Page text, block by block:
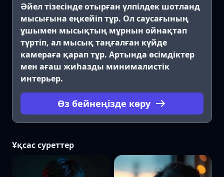
Әйел тізесінде отырған үлпілдек шотланд
мысығына еңкейіп тұр. Ол саусағының
ұшымен мысықтың мұрнын ойнақтап
түртіп, ал мысық таңғалған күйде
камераға қарап тұр. Артында өсімдіктер
мен ағаш жиһазды минималистік
интерьер.
Өз бейнеңізде көру
Ұқсас суреттер